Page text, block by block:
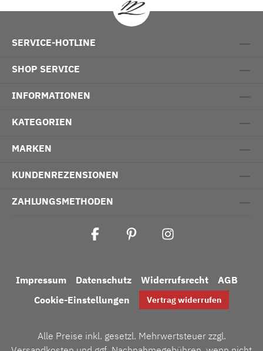
SERVICE-HOTLINE
SHOP SERVICE
INFORMATIONEN
KATEGORIEN
MARKEN
KUNDENREZENSIONEN
ZAHLUNGSMETHODEN
Impressum Datenschutz Widerrufsrecht
AGB
Cookie-Einstellungen
Vertrag widerrufen
Alle Preise inkl. gesetzl. Mehrwertsteuer zzgl.